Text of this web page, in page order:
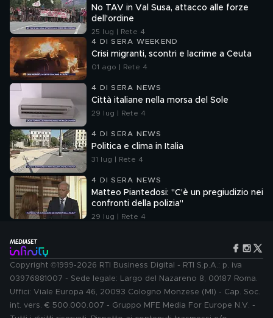
No TAV in Val Susa, attacco alle forze
dell'ordine
25 lug | Rete 4
4 DI SERA WEEKEND
Crisi migranti, scontri e lacrime a Ceuta
01 ago | Rete 4
4 DI SERA NEWS
Città italiane nella morsa del Sole
29 lug | Rete 4
4 DI SERA NEWS
Politica e clima in Italia
31 lug | Rete 4
4 DI SERA NEWS
Matteo Piantedosi: "C'è un pregiudizio nei
confronti della polizia"
29 lug | Rete 4
Copyright ©1999-2026 RTI Business Digital - RTI S.p.A.: p. iva
03976881007 - Sede legale: Largo del Nazareno 8, 00187 Roma.
Uffici: Viale Europa 46, 20093 Cologno Monzese (MI) - Cap. Soc.
int. vers. € 500.000.007 - Gruppo MFE Media For Europe N.V. -